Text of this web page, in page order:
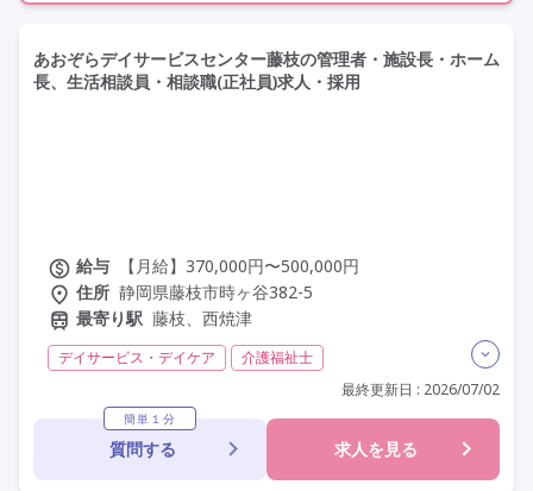
あおぞらデイサービスセンター藤枝の管理者・施設長・ホーム
長、生活相談員・相談職(正社員)求人・採用
給与
【月給】370,000円〜500,000円
住所 静岡県藤枝市時ヶ谷382-5
最寄り駅 藤枝、西焼津
デイサービス・デイケア
介護福祉士
初任者研修(ヘルパー2級)
夜勤なし
社会保険完備
交通費支給
学歴不問
定年65歳以上
最終更新日 : 2026/07/02
簡単１分
質問する 求人を見る